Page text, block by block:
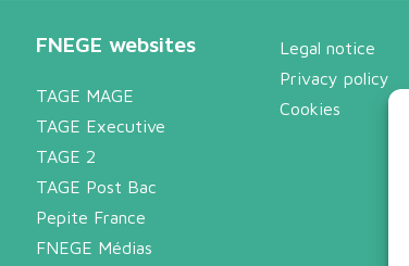
FNEGE websites
TAGE MAGE
TAGE Executive
TAGE 2
TAGE Post Bac
Pepite France
FNEGE Médias
Legal notice
Privacy policy
Cookies